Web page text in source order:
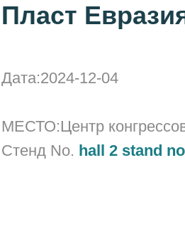
Пласт
Дата:2024-12-04
МЕСТО:Центр
Стенд No. hall 2 stand